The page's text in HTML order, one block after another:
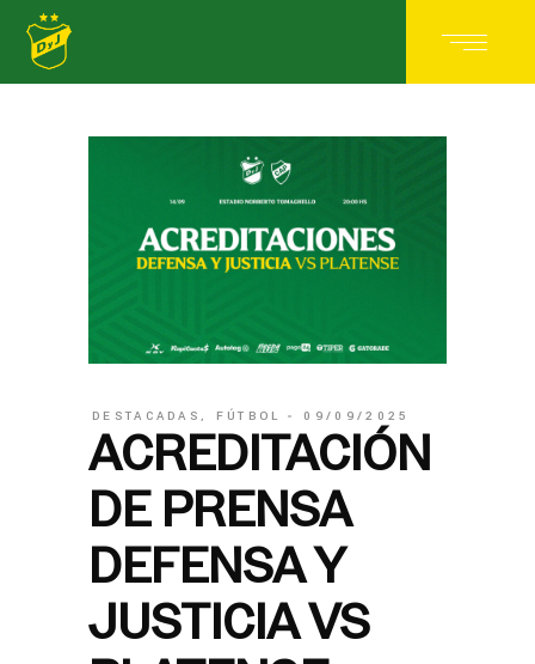
DESTACADAS, FÚTBOL 09/09/2025
ACREDITACIÓN
DE PRENSA
DEFENSA Y
JUSTICIA VS